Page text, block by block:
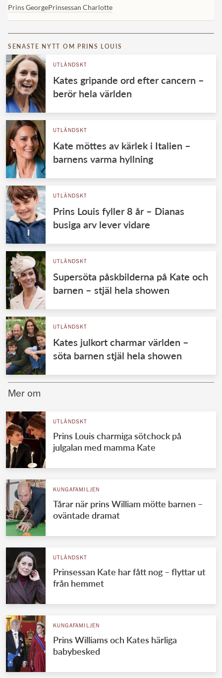
Prins GeorgePrinsessan Charlotte
SENASTE NYTT OM PRINS LOUIS
UTLÄNDSKT
Kates gripande ord efter cancern –
berör hela världen
UTLÄNDSKT
Kate möttes av kärlek i Italien –
barnens varma hyllning
UTLÄNDSKT
Prins Louis fyller 8 år – Dianas
busiga arv lever vidare
UTLÄNDSKT
Supersöta påskbilderna på Kate och
barnen – stjäl hela showen
UTLÄNDSKT
Kates julkort charmar världen –
söta barnen stjäl hela showen
Mer om
UTLÄNDSKT
Prins Louis charmiga sötchock på
julgalan med mamma Kate
KUNGAFAMILJEN
Tårar när prins William mötte barnen –
oväntade dramat
UTLÄNDSKT
Prinsessan Kate har fått nog – flyttar ut
från hemmet
KUNGAFAMILJEN
Prins Williams och Kates härliga
babybesked